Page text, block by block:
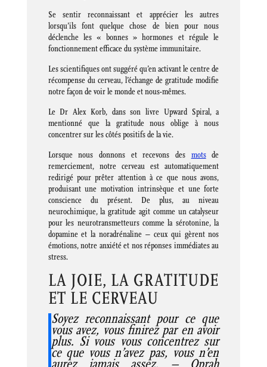
Se sentir reconnaissant et apprécier les autres
lorsqu’ils font quelque chose de bien pour nous
déclenche les « bonnes » hormones et régule le
fonctionnement efficace du système immunitaire.
Les scientifiques ont suggéré qu’en activant le centre de
récompense du cerveau, l’échange de gratitude modifie
notre façon de voir le monde et nous-mêmes.
Le Dr Alex Korb, dans son livre Upward Spiral, a
mentionné que la gratitude nous oblige à nous
concentrer sur les côtés positifs de la vie.
Lorsque nous donnons et recevons des motsde
remerciement, notre cerveau est automatiquement
redirigé pour prêter attention à ce que nous avons,
produisant une motivation intrinsèque et une forte
conscience du présent. De plus, au niveau
neurochimique, la gratitude agit comme un catalyseur
pour les neurotransmetteurs comme la sérotonine, la
dopamine et la noradrénaline – ceux qui gèrent nos
émotions, notre anxiété et nos réponses immédiates au
stress.
LA JOIE, LA GRATITUDE
ET LE CERVEAU
Soyez reconnaissant pour ce que
vous avez, vous finirez par en avoir
plus. Si vous vous concentrez sur
ce que vous n’avez pas, vous n’en